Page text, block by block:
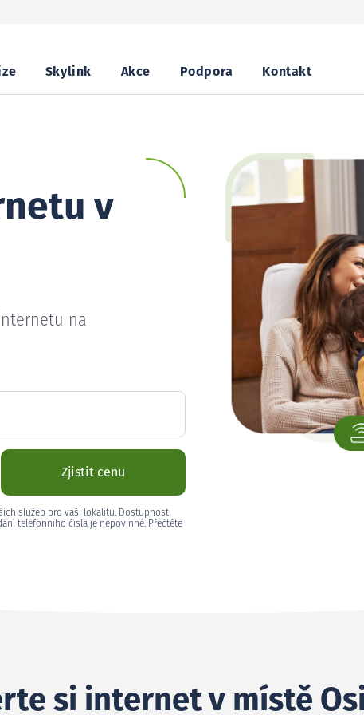
Skylink Akce Podpora Kontakt
v
na
Zjistit cenu
služeb pro vaši lokalitu. Dostupnost
telefonního čísla je nepovinné. Přečtěte
si internet v místě